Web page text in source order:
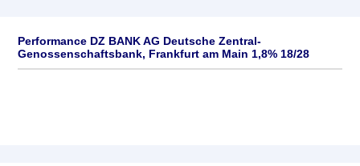
Performance DZ BANK AG Deutsche Zentral-
Genossenschaftsbank, Frankfurt am Main 1,8% 18/28